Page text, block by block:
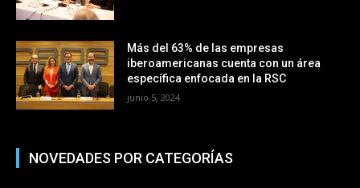
Más del 63% de las empresas
iberoamericanas cuenta con un área
específica enfocada en la RSC
junio 5, 2024
NOVEDADES POR CATEGORÍAS